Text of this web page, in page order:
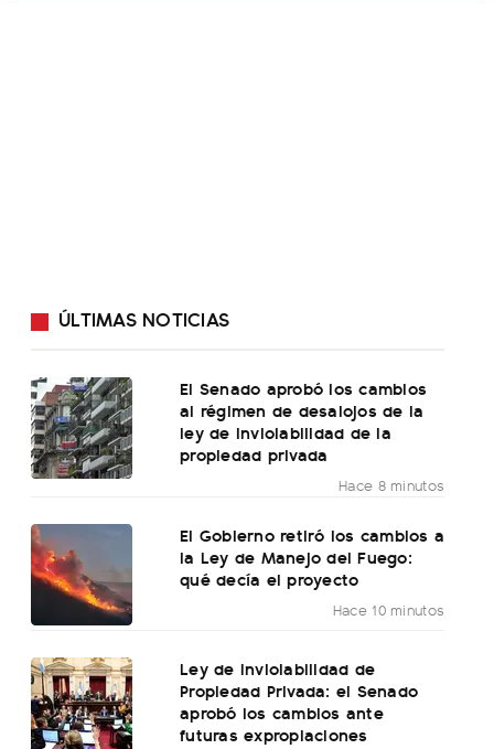
ÚLTIMAS NOTICIAS
El Senado aprobó los cambios
al régimen de desalojos de la
ley de inviolabilidad de la
propiedad privada
Hace 8 minutos
El Gobierno retiró los cambios a
la Ley de Manejo del Fuego:
qué decía el proyecto
Hace 10 minutos
Ley de Inviolabilidad de
Propiedad Privada: el Senado
aprobó los cambios ante
futuras expropiaciones